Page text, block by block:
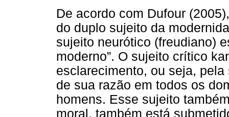
De acordo com Dufour
do duplo sujeito da
sujeito neurótico (freudiano)
moderno”. O sujeito crítico
esclarecimento, ou seja,
de sua razão em todos os
homens. Esse sujeito
moral, também está